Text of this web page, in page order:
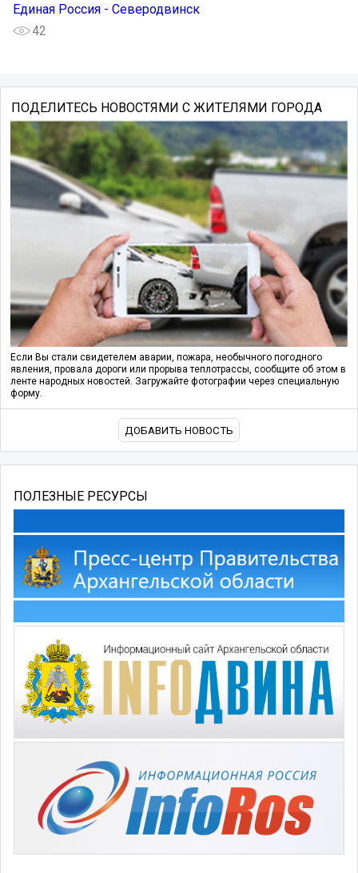
Единая Россия - Северодвинск
42
ПОДЕЛИТЕСЬ НОВОСТЯМИ С ЖИТЕЛЯМИ ГОРОДА
Если Вы стали свидетелем аварии, пожара, необычного погодного
явления, провала дороги или прорыва теплотрассы, сообщите об этом в
ленте народных новостей. Загружайте фотографии через специальную
форму.
ДОБАВИТЬ НОВОСТЬ
ПОЛЕЗНЫЕ РЕСУРСЫ